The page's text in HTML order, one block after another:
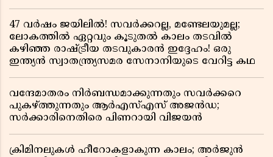
47 വർഷം ജയിലിൽ! സവർക്കറല്ല, മണ്ടേലയുമല്ല;
ലോകത്തിൽ ഏറ്റവും കൂടുതൽ കാലം തടവിൽ
കഴിഞ്ഞ രാഷ്ട്രീയ തടവുകാരൻ ഇദ്ദേഹം! ഒരു
ഇന്ത്യൻ സ്വാതന്ത്ര്യസമര സേനാനിയുടെ വേറിട്ട കഥ
വന്ദേമാതരം നിർബന്ധമാക്കുന്നതും സവർക്കറെ
പുകഴ്ത്തുന്നതും ആർഎസ്എസ് അജൻഡ;
സർക്കാരിനെതിരെ പിണറായി വിജയൻ
ക്രിമിനലുകൾ ഹീറോകളാകുന്ന കാലം; അർജുൻ